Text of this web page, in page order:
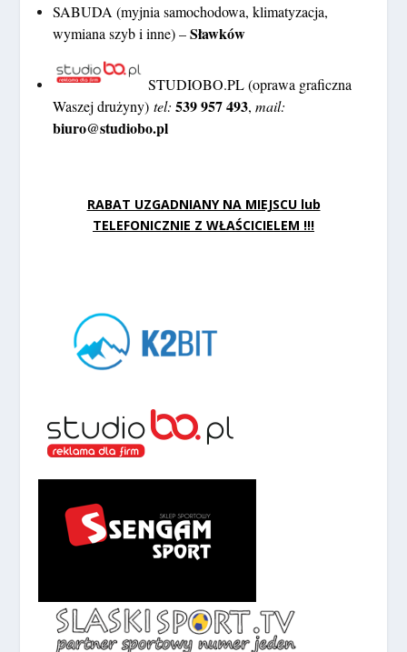
SABUDA (myjnia samochodowa, klimatyzacja,
wymiana szyb i inne) –Sławków
STUDIOBO.PL (oprawa graficzna
Waszej drużyny)tel: 539 957 493,mail:
biuro@studiobo.pl
RABAT UZGADNIANY NA MIEJSCU lub
TELEFONICZNIE Z WŁAŚCICIELEM !!!